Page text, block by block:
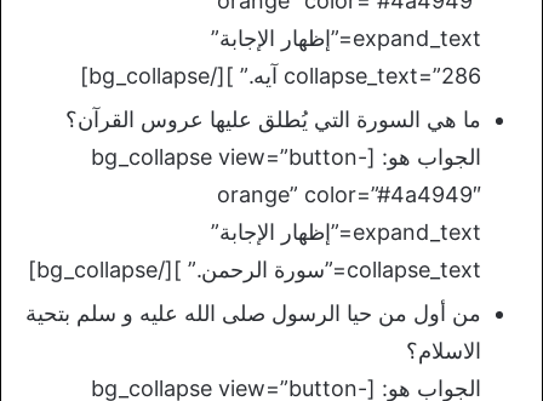
expand_text=”إظهار الإجابة”
collapse_text=”286 آيه.” ][/bg_collapse]
ما هي السورة التي يُطلق عليها عروس القرآن؟
الجواب هو: [bg_collapse view=”button-
orange” color=”#4a4949″
expand_text=”إظهار الإجابة”
collapse_text=”سورة الرحمن.” ][/bg_collapse]
من أول من حيا الرسول صلى الله عليه و سلم بتحية
الاسلام؟
الجواب هو: [bg_collapse view=”button-